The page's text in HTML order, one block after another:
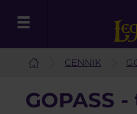
CENNIK
GOPASS